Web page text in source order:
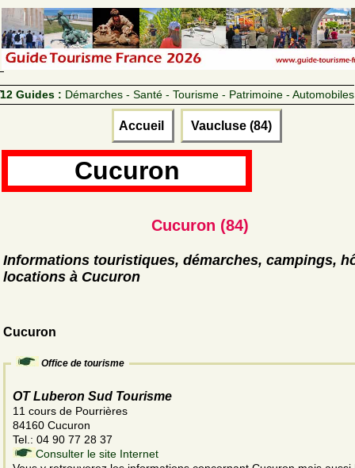
12 Guides : Démarches - Santé - Tourisme - Patrimoine - Automobiles
Accueil Vaucluse (84)
Cucuron
Cucuron (84)
Informations touristiques, démarches, campings,
locations à Cucuron
Cucuron
Office de tourisme
OT Luberon Sud Tourisme
11 cours de Pourrières
84160 Cucuron
Tel.: 04 90 77 28 37
Consulter le site Internet